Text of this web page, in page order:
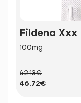
Fildena Xxx
100mg
62.13€
46.72€